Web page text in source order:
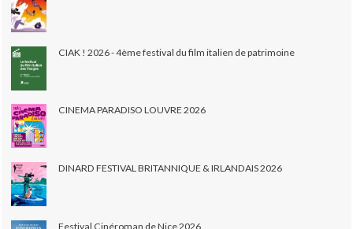
CIAK ! 2026 - 4ème festival du film italien de patrimoine
CINEMA PARADISO LOUVRE 2026
DINARD FESTIVAL BRITANNIQUE & IRLANDAIS 2026
Festival Cinéroman de Nice 2026